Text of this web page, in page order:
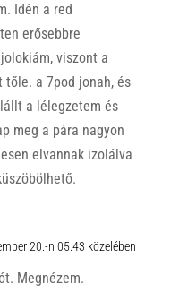
Idén a red
erősebbre
viszont a
tőle. a 7pod jonah, és
a lélegzetem és
meg a pára nagyon
elvannak izolálva
20.-n 05:43 közelében
Megnézem.